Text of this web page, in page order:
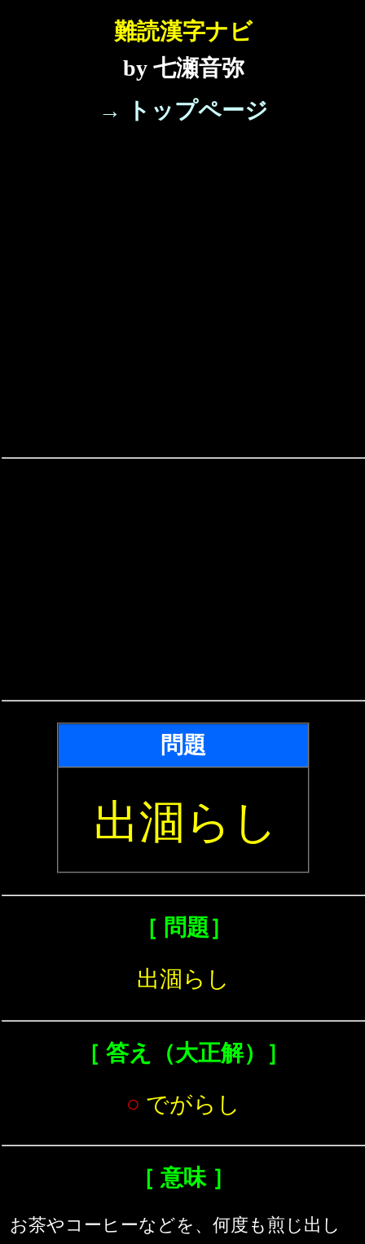
難読漢字ナビ
by 七瀬音弥
→ トップページ
問題
出涸らし
［ 問題］
出涸らし
［ 答え（大正解）］
○ でがらし
［ 意味 ］
お茶やコーヒーなどを、何度も煎じ出し